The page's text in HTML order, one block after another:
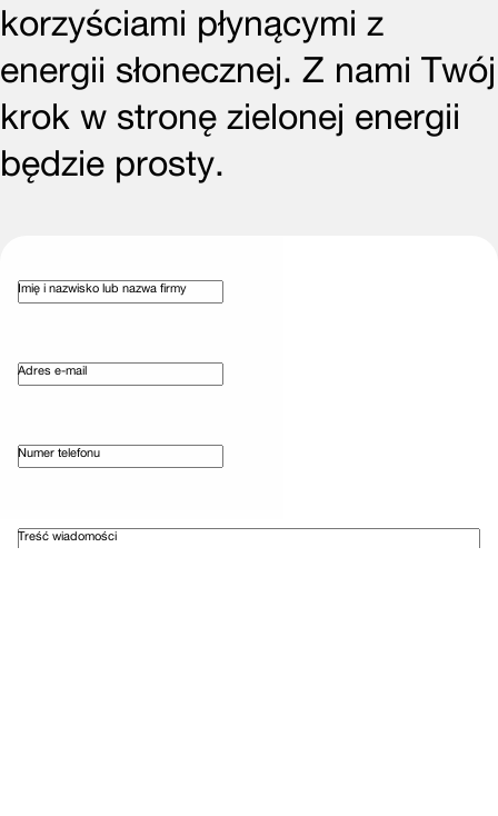
korzyściami płynącymi z
energii słonecznej. Z nami Twój
krok w stronę zielonej energii
będzie prosty.
Imię i nazwisko lub nazwa firmy
Adres e-mail
Numer telefonu
Treść wiadomości